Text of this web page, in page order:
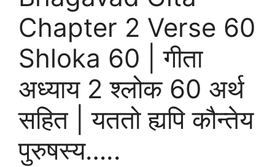
Chapter 2 Verse 60
Shloka 60 | गीता
अध्याय 2 श्लोक 60 अर्थ
सहित | यततो ह्यपि कौन्तेय
पुरुषस्य…..